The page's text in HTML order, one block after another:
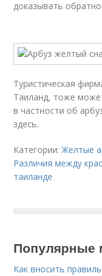
доказывать
Туристическая
Таиланд, тоже
в частности об
здесь.
Категории:Желтые
Различия между
таиланде
Популярные
Как вносить